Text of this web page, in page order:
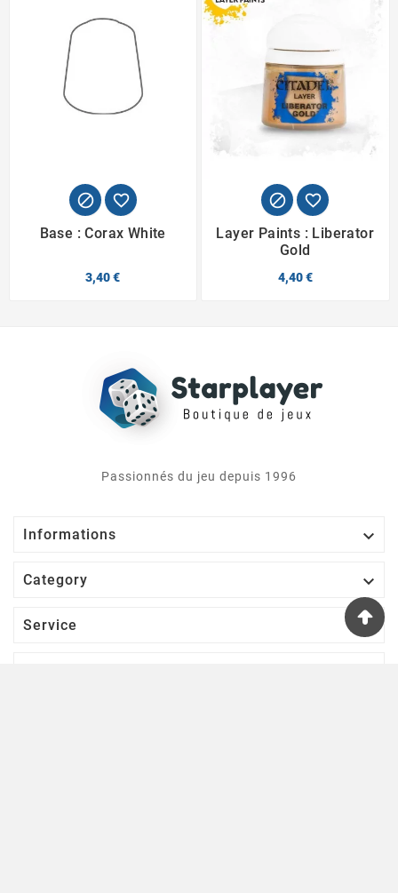
 
Base : Corax White
3,40 €
 
Layer Paints : Liberator
Gold
4,40 €
Passionnés du jeu depuis 1996
Informations 
Category 
Service 